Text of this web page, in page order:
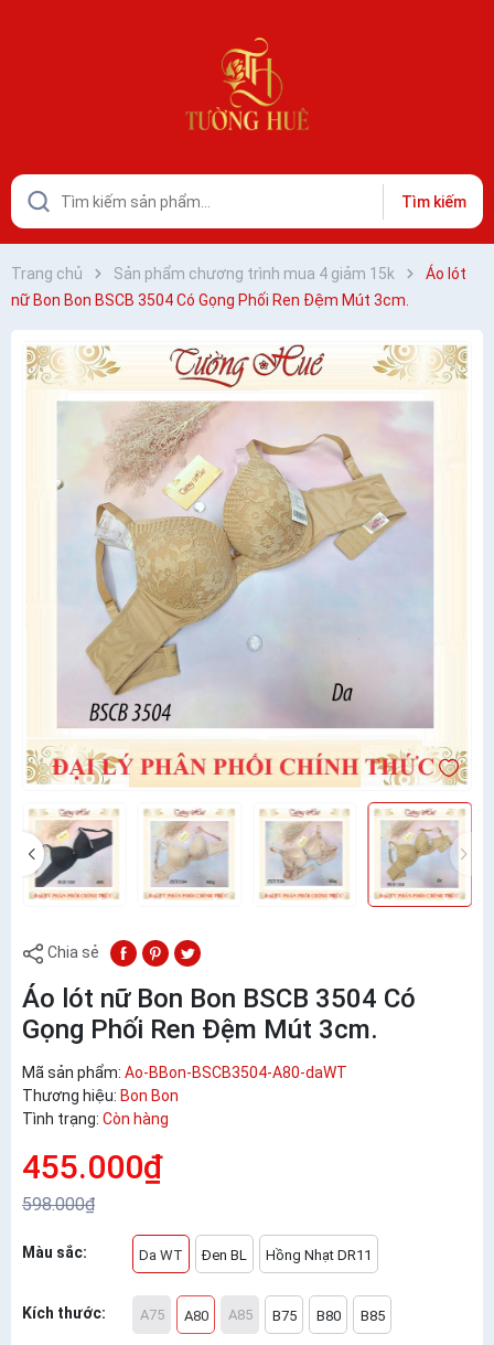
Tìm kiếm
Trang chủ Sản phẩm chương trình mua 4 giảm 15k
Áo lót
nữ Bon Bon BSCB 3504 Có Gọng Phối Ren Đệm Mút 3cm.
Chia sẻ
Áo lót nữ Bon Bon BSCB 3504 Có
Gọng Phối Ren Đệm Mút 3cm.
Mã sản phẩm: Ao-BBon-BSCB3504-A80-daWT
Thương hiệu: Bon Bon
Tình trạng: Còn hàng
455.000₫
598.000₫
Màu sắc: Da WT Đen BL Hồng Nhạt DR11
Kích thước: A75 A80 A85 B75 B80 B85